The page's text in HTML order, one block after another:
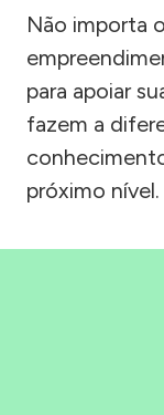
Não importa
para apoiar
fazem a
próximo nível.